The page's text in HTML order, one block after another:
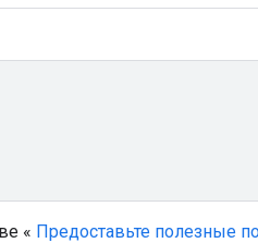
« Предоставьте полезные